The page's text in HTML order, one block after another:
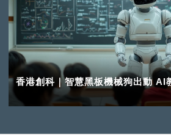
香港創科｜智慧黑板機械狗出動 AI